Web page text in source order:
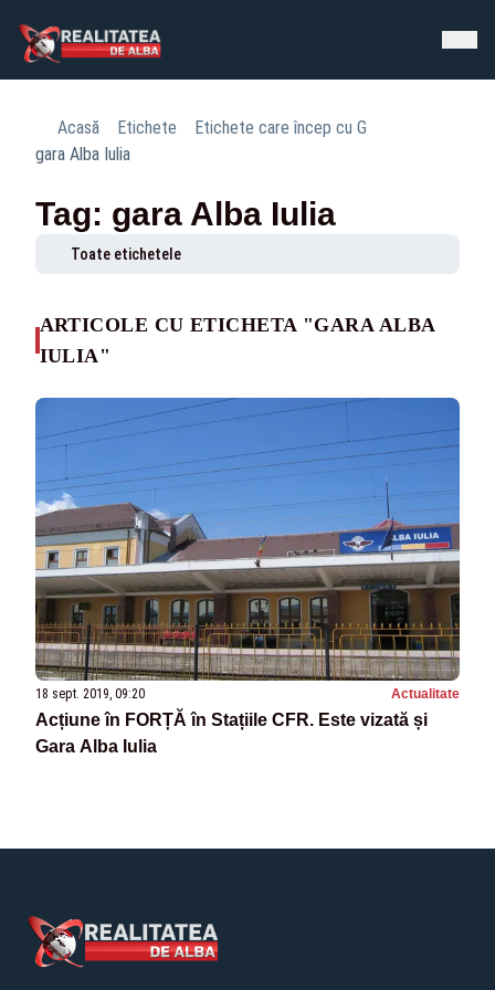
Acasă Etichete
Etichete care încep cu G
gara Alba Iulia
Tag: gara Alba Iulia
Toate etichetele
ARTICOLE CU ETICHETA "GARA ALBA
IULIA"
18 sept. 2019, 09:20 Actualitate
Acțiune în FORȚĂ în Stațiile CFR. Este vizată și
Gara Alba Iulia